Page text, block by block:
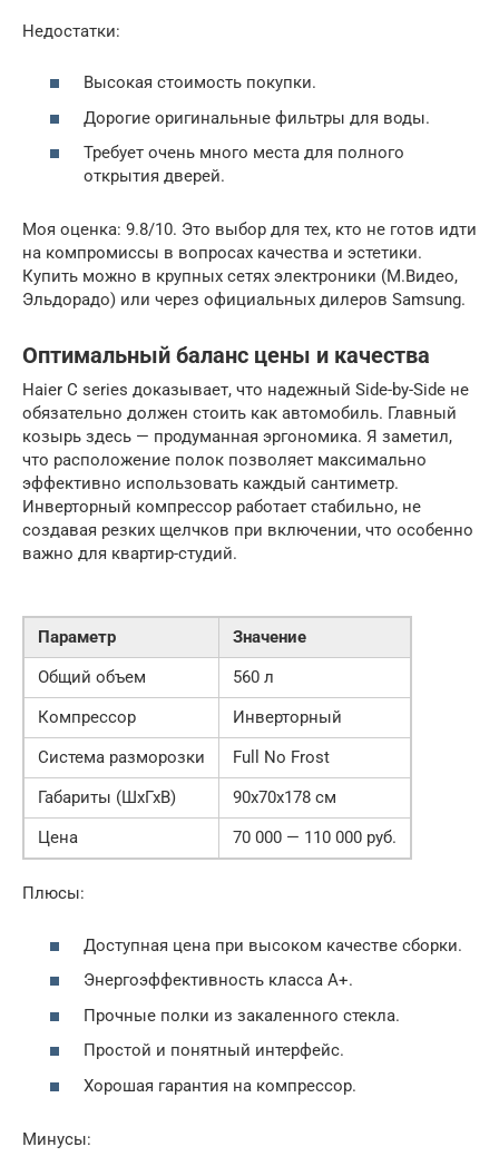
Недостатки:
Высокая стоимость покупки.
Дорогие оригинальные фильтры для воды.
Требует очень много места для полного
открытия дверей.
Моя оценка: 9.8/10. Это выбор для тех, кто не готов идти
на компромиссы в вопросах качества и эстетики.
Купить можно в крупных сетях электроники (М.Видео,
Эльдорадо) или через официальных дилеров Samsung.
Оптимальный баланс цены и качества
Haier C series доказывает, что надежный Side-by-Side не
обязательно должен стоить как автомобиль. Главный
козырь здесь — продуманная эргономика. Я заметил,
что расположение полок позволяет максимально
эффективно использовать каждый сантиметр.
Инверторный компрессор работает стабильно, не
создавая резких щелчков при включении, что особенно
важно для квартир-студий.
Параметр
Значение
Общий объем
560 л
Компрессор
Инверторный
Система разморозки
Full No Frost
Габариты (ШхГхВ)
90х70х178 см
Цена
70 000 — 110 000 руб.
Плюсы:
Доступная цена при высоком качестве сборки.
Энергоэффективность класса A+.
Прочные полки из закаленного стекла.
Простой и понятный интерфейс.
Хорошая гарантия на компрессор.
Минусы: